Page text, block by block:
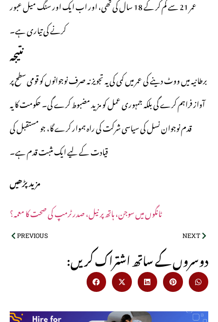
عمر 21 سے کم کر کے 18 سال کی تھی، اور اب ایک اور سنگ میل عبور
کرنے کی تیاری ہے۔
نتیجہ
برطانیہ میں ووٹ دینے کی عمر میں کمی کی یہ تجویز نہ صرف نوجوانوں کو قومی سطح پر
آواز فراہم کرے گی بلکہ جمہوری عمل کو مزید مضبوط کرے گی۔ حکومت کا یہ
قدم نوجوان نسل کی سیاسی شرکت کی راہ ہموار کرے گا، جو مستقبل کی
قیادت کے لیے ایک مثبت قدم ہے۔
مزید پڑھیں
ٹانگوں میں سوجن، ہاتھ پر نیل، صدر ٹرمپ کی صحت کا معمہ؟
PREVIOUS NEXT
:دوسروں کے ساتھ اشتراک کریں